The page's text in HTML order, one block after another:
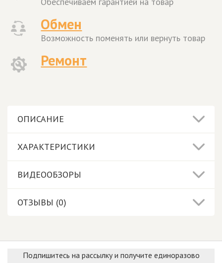
Обмен
Возможность поменять или вернуть товар
Ремонт
ОПИСАНИЕ
ХАРАКТЕРИСТИКИ
ВИДЕООБЗОРЫ
ОТЗЫВЫ (0)
Подпишитесь на рассылку и получите единоразово